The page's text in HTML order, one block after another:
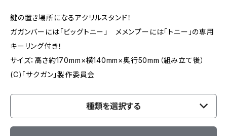
鍵の置き場所になるアクリルスタンド！
ガガンバーには「ビッグトニー」 メメンプーには「トニー」の専用
キーリング付き！
サイズ：高さ約170mm×横140mm×奥行50mm（組み立て後）
(C)「サクガン」製作委員会
種類を選択する